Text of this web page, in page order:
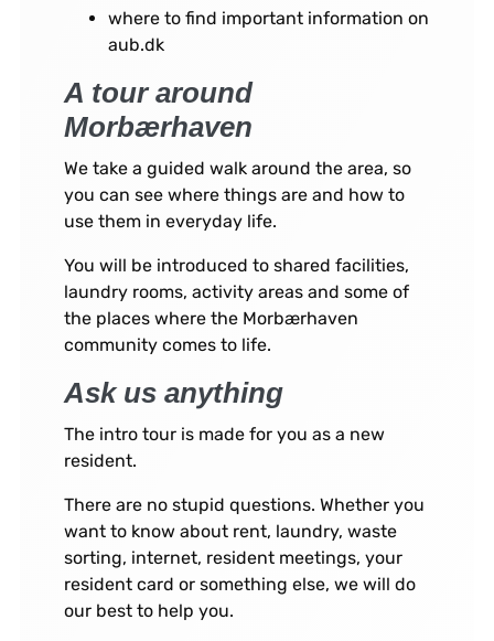
where to find important information on
aub.dk
A tour around
Morbærhaven
We take a guided walk around the area, so
you can see where things are and how to
use them in everyday life.
You will be introduced to shared facilities,
laundry rooms, activity areas and some of
the places where the Morbærhaven
community comes to life.
Ask us anything
The intro tour is made for you as a new
resident.
There are no stupid questions. Whether you
want to know about rent, laundry, waste
sorting, internet, resident meetings, your
resident card or something else, we will do
our best to help you.